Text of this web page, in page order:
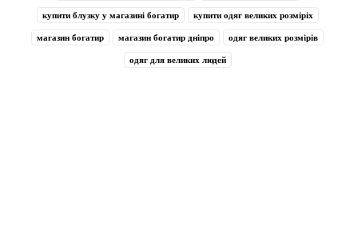
купити блузку у магазині богатир купити одяг великих розміріх
магазин богатир магазин богатир дніпро одяг великих розмірів
одяг для великих людей